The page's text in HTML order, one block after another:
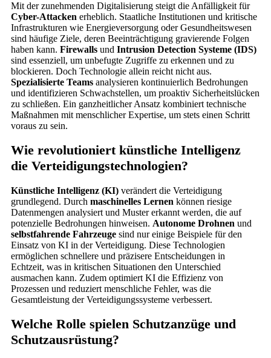
Mit der zunehmenden Digitalisierung steigt die Anfälligkeit für
Cyber-Attacken erheblich. Staatliche Institutionen und kritische
Infrastrukturen wie Energieversorgung oder Gesundheitswesen
sind häufige Ziele, deren Beeinträchtigung gravierende Folgen
haben kann. Firewalls und Intrusion Detection Systeme (IDS)
sind essenziell, um unbefugte Zugriffe zu erkennen und zu
blockieren. Doch Technologie allein reicht nicht aus.
Spezialisierte Teams analysieren kontinuierlich Bedrohungen
und identifizieren Schwachstellen, um proaktiv Sicherheitslücken
zu schließen. Ein ganzheitlicher Ansatz kombiniert technische
Maßnahmen mit menschlicher Expertise, um stets einen Schritt
voraus zu sein.
Wie revolutioniert künstliche Intelligenz
die Verteidigungstechnologien?
Künstliche Intelligenz (KI) verändert die Verteidigung
grundlegend. Durch maschinelles Lernen können riesige
Datenmengen analysiert und Muster erkannt werden, die auf
potenzielle Bedrohungen hinweisen. Autonome Drohnen und
selbstfahrende Fahrzeuge sind nur einige Beispiele für den
Einsatz von KI in der Verteidigung. Diese Technologien
ermöglichen schnellere und präzisere Entscheidungen in
Echtzeit, was in kritischen Situationen den Unterschied
ausmachen kann. Zudem optimiert KI die Effizienz von
Prozessen und reduziert menschliche Fehler, was die
Gesamtleistung der Verteidigungssysteme verbessert.
Welche Rolle spielen Schutzanzüge und
Schutzausrüstung?